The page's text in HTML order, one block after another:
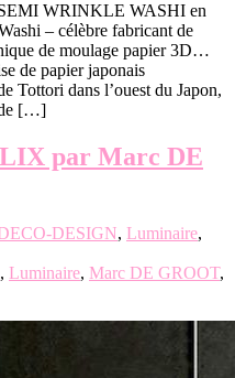
WRINKLE WASHI en
– célèbre fabricant de
de moulage papier 3D…
de papier japonais
Tottori dans l’ouest du Japon,
de […]
par Marc DE
DESIGN, Luminaire,
, Luminaire, Marc DE GROOT,